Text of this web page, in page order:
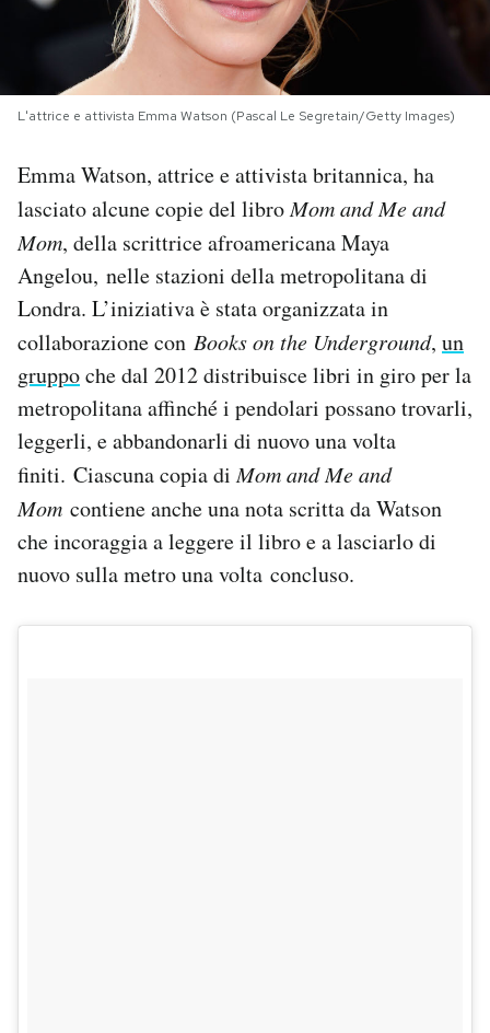
PODCAST
NEWSLETTER
I MIEI PREFERITI
SHOP
CALENDARIO
AREA PERSONALE
Area Personale
Newsletter
Notifiche mobile
Regala il Post
Hai bisogno di aiuto?
L'attrice e attivista Emma Watson (Pascal Le Segretain/Getty Images)
Emma Watson, attrice e attivista britannica, ha
lasciato alcune copie del libroMom and Me and
Mom, della scrittrice afroamericana Maya
Angelou, nelle stazioni della metropolitana di
Londra. L’iniziativa è stata organizzata in
collaborazione con Books on the Underground, un
gruppoche dal 2012 distribuisce libri in giro per la
metropolitana affinché i pendolari possano trovarli,
leggerli, e abbandonarli di nuovo una volta
finiti. Ciascuna copia diMom and Me and
Mom contiene anche una nota scritta da Watson
che incoraggia a leggere il libro e a lasciarlo di
nuovo sulla metro una volta concluso.